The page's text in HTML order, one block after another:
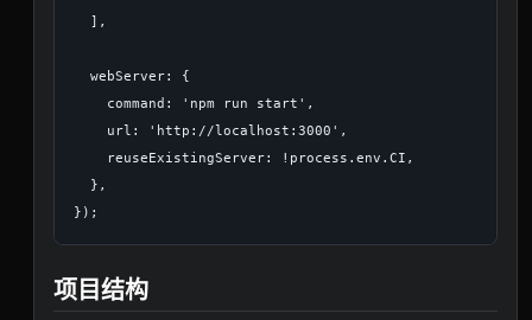
  ],
  webServer: {
    command: 'npm run start',
    url: 'http://localhost:3000',
    reuseExistingServer: !process.env.CI,
  },
项目结构